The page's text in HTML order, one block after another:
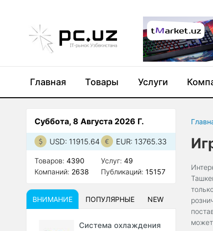
Главная Товары Услуги
Суббота, 8 Августа 2026 Г.
USD: 11915.64 EUR: 13765.33
Товаров: 4390
Компаний: 2638
Услуг:49
Публикаций:15157
ВНИМАНИЕ ПОПУЛЯРНЫЕ NEW
Система охлаждения